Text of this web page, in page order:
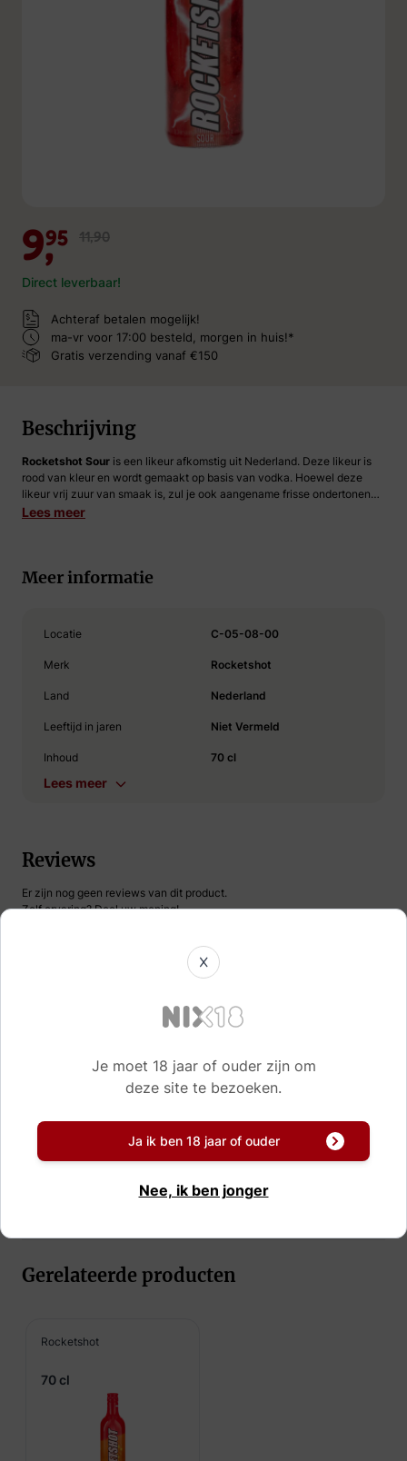
9,95 11,90
Direct leverbaar!
Achteraf betalen mogelijk!
ma-vr voor 17:00 besteld, morgen in huis!*
Gratis verzending vanaf €150
Beschrijving
Rocketshot Sour is een likeur afkomstig uit Nederland. Deze likeur is
rood van kleur en wordt gemaakt op basis van vodka. Hoewel deze
likeur vrij zuur van smaak is, zul je ook aangename frisse ondertonen
proeven. Je kunt deze likeur het beste als shot drinken, maar komt ook
Lees meer
Meer informatie
Locatie C-05-08-00
Merk Rocketshot
Land Nederland
Leeftijd in jaren Niet Vermeld
Inhoud 70 cl
Lees meer
Reviews
Er zijn nog geen reviews van dit product.
Zelf ervaring? Deel uw mening!
Schrijf uw eigen review
Gerelateerde producten
Rocketshot
70 cl
X
Je moet 18 jaar of ouder zijn om
deze site te bezoeken.
Ja ik ben 18 jaar of ouder
Nee, ik ben jonger